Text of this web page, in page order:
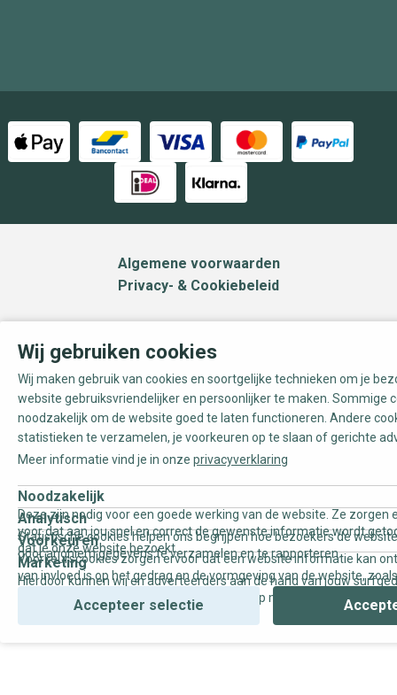
Algemene voorwaarden
Privacy- & Cookiebeleid
Wij gebruiken cookies
Wij maken gebruik van cookies en soortgelijke technieken om je
website gebruiksvriendelijker en persoonlijker te maken. Sommige
noodzakelijk om de website goed te laten functioneren. Andere
statistieken te verzamelen, je voorkeuren op te slaan of gerichte
Meer informatie vind je in onze privacyverklaring
Noodzakelijk
Deze zijn nodig voor een goede werking van de website. Ze zorgen
voor dat aan jou snel en correct de gewenste informatie wordt
dat je onze website bezoekt.
Analytisch
Statistische cookies helpen ons begrijpen hoe bezoekers de
door anoniem gegevens te verzamelen en te rapporteren.
Voorkeuren
Voorkeurscookies zorgen ervoor dat een website informatie kan
van invloed is op het gedrag en de vormgeving van de website,
Marketing
Hierdoor kunnen wij en adverteerders aan de hand van jouw
gepersonaliseerde online advertenties en op maat gemaakte
Accepteer selectie